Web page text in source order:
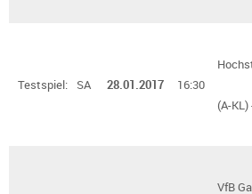
Testspiel: SA 28.01.2017 16:30
(A-KL)
VfB